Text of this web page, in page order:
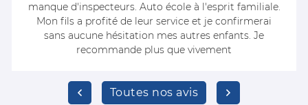
manque d'inspecteurs. Auto école à l'esprit familiale.
Mon fils a profité de leur service et je confirmerai
sans aucune hésitation mes autres enfants. Je
recommande plus que vivement
Toutes nos avis